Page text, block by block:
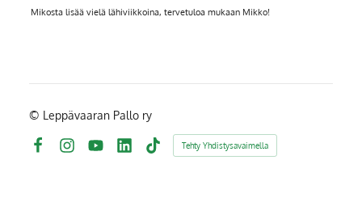
Mikosta lisää vielä lähiviikkoina, tervetuloa mukaan Mikko!
© Leppävaaran Pallo ry
LinkedInTikTok
Tehty Yhdistysavaimella